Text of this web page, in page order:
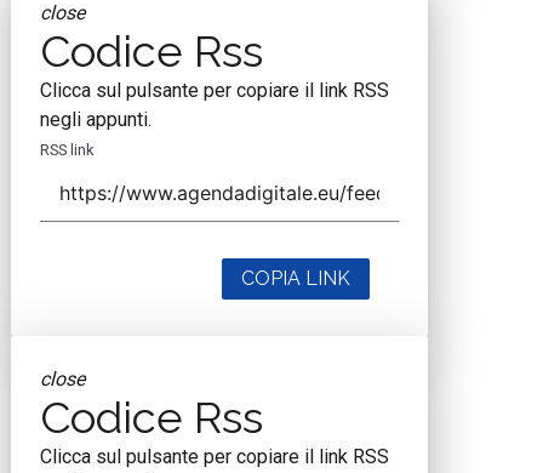
close
Codice Rss
Clicca sul pulsante per copiare il link RSS
negli appunti.
RSS link
COPIA LINK
close
Codice Rss
Clicca sul pulsante per copiare il link RSS